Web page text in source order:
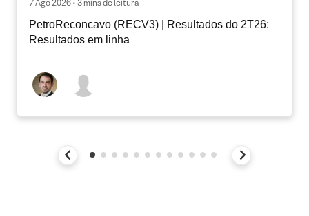
7 Ago 2026 • 3 mins de leitura
PetroReconcavo (RECV3) | Resultados do 2T26:
Resultados em linha